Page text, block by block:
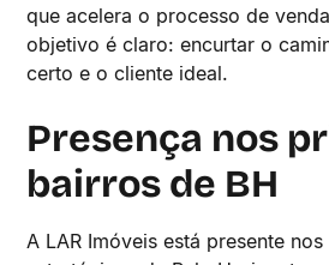
que acelera o processo de
objetivo é claro: encurtar o
certo e o cliente ideal.
Presença nos
bairros de BH
A LAR Imóveis está presente